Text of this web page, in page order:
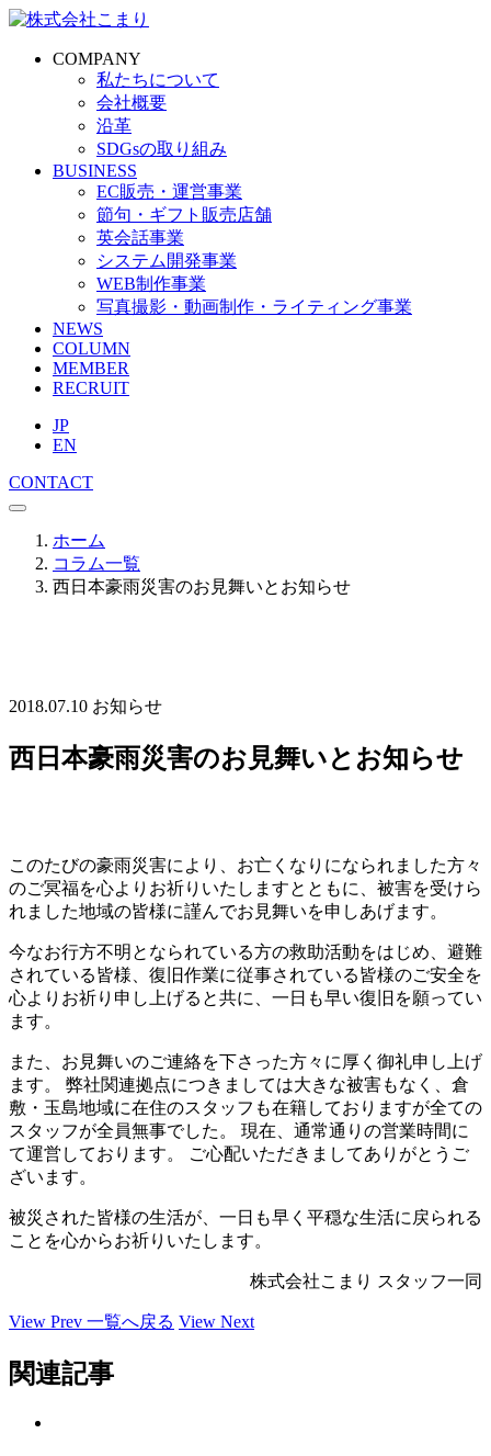
COMPANY
私たちについて
会社概要
沿革
SDGsの取り組み
BUSINESS
EC販売・運営事業
節句・ギフト販売店舗
英会話事業
システム開発事業
WEB制作事業
写真撮影・動画制作・ライティング事業
NEWS
COLUMN
MEMBER
RECRUIT
JP
EN
CONTACT
ホーム
コラム一覧
西日本豪雨災害のお見舞いとお知らせ
2018.07.10 お知らせ
西日本豪雨災害のお見舞いとお知らせ
このたびの豪雨災害により、お亡くなりになられました方々
のご冥福を心よりお祈りいたしますとともに、被害を受けら
れました地域の皆様に謹んでお見舞いを申しあげます。
今なお行方不明となられている方の救助活動をはじめ、避難
されている皆様、復旧作業に従事されている皆様のご安全を
心よりお祈り申し上げると共に、一日も早い復旧を願ってい
ます。
また、お見舞いのご連絡を下さった方々に厚く御礼申し上げ
ます。 弊社関連拠点につきましては大きな被害もなく、倉
敷・玉島地域に在住のスタッフも在籍しておりますが全ての
スタッフが全員無事でした。 現在、通常通りの営業時間に
て運営しております。 ご心配いただきましてありがとうご
ざいます。
被災された皆様の生活が、一日も早く平穏な生活に戻られる
ことを心からお祈りいたします。
株式会社こまり スタッフ一同
View Prev 一覧へ戻る View Next
関連記事